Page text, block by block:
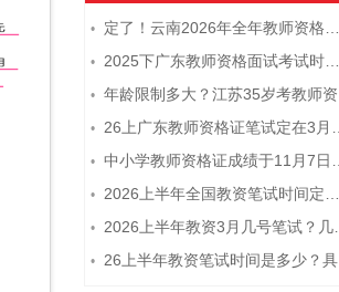
• 定了！云南2026年全年教师资格证考试日程大公开！
• 2025下广东教师资格面试考试时间及科目内容（怎么考）
• 年龄限制多大？江苏35岁考教师资格证晚吗？
• 26上广东教师资格证笔试定在3月7日！附考试指南
• 中小学教师资格证成绩于11月7日10点查！
• 2026上半年全国教资笔试时间定档！
• 2026上半年教资3月几号笔试？几点开考
• 26上半年教资笔试时间是多少？具体安排表一览